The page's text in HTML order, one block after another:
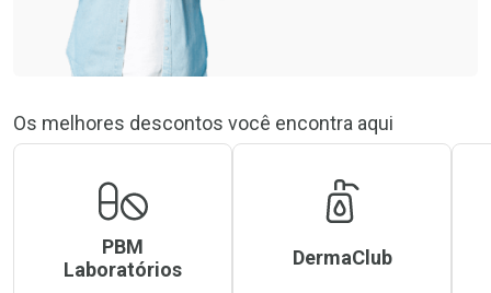
Os melhores descontos você encontra aqui
PBM
Laboratórios
DermaClub